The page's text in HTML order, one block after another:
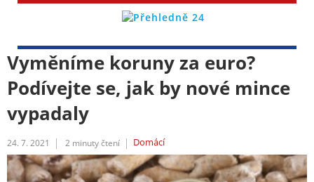
Vyměníme koruny za euro?
Podívejte se, jak by nové mince
vypadaly
24. 7. 2021 2 minuty čtení Domácí